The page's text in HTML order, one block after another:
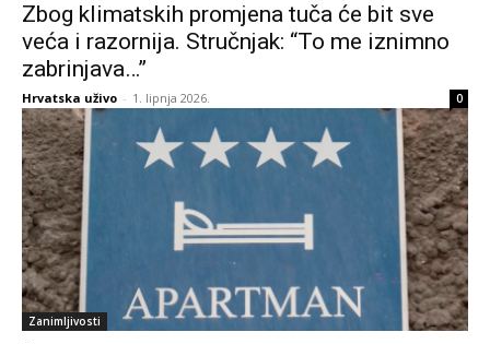
Zbog klimatskih promjena tuča će bit sve
veća i razornija. Stručnjak: “To me iznimno
zabrinjava…”
Hrvatska uživo - 1. lipnja 2026. 0
Zanimljivosti